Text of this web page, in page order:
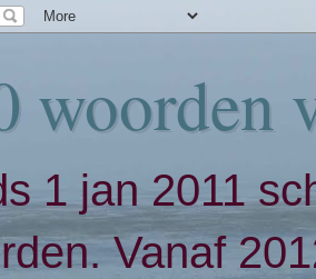
woorden
1 jan 2011
Vanaf